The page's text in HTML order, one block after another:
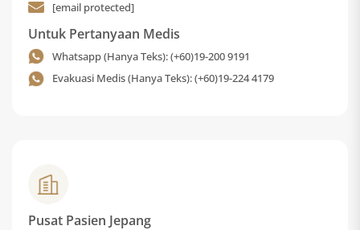
[email protected]
Untuk Pertanyaan Medis
Whatsapp (Hanya Teks): (+60)19-200 9191
Evakuasi Medis (Hanya Teks): (+60)19-224 4179
Pusat Pasien Jepang